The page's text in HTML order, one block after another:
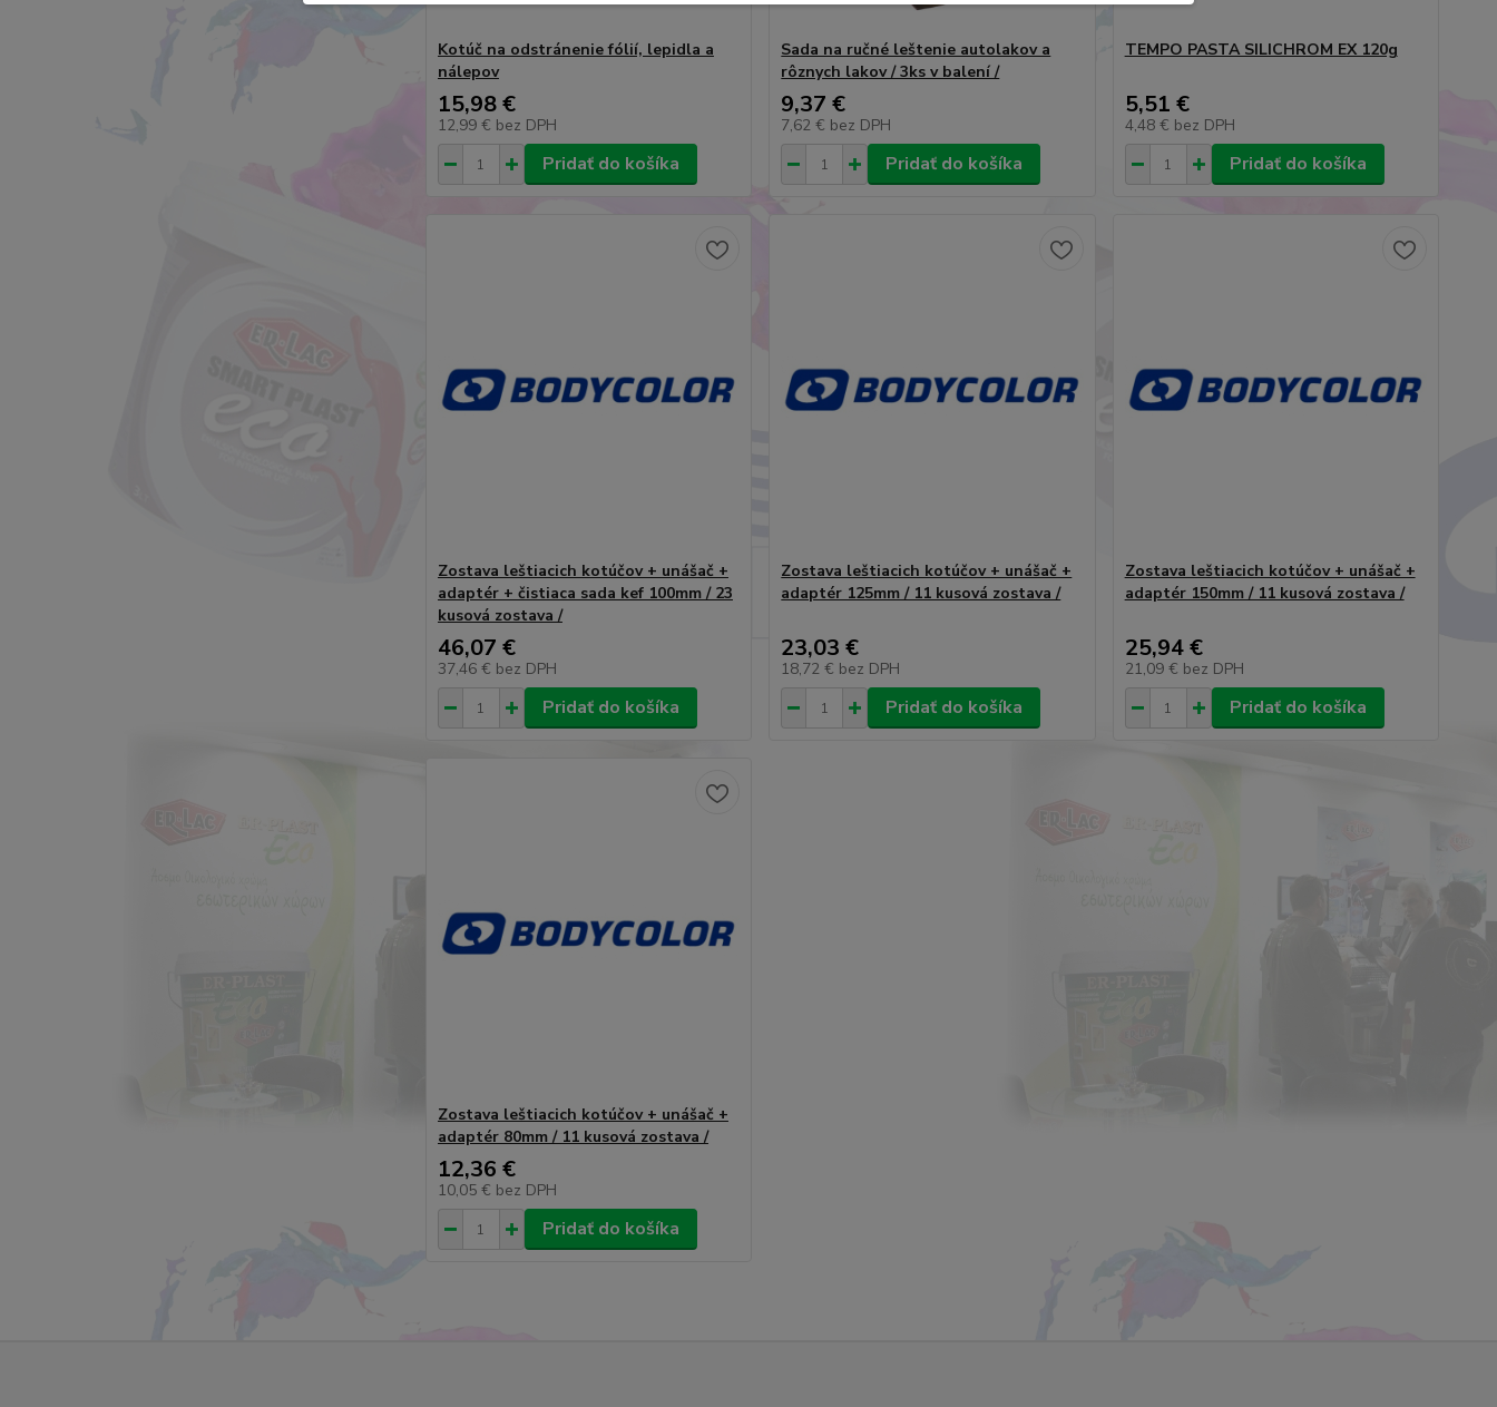
Kotúč na odstránenie fólií, lepidla a
nálepov
15,98 €
12,99 € bez DPH
Pridať do košíka
Sada na ručné leštenie autolakov a
rôznych lakov / 3ks v balení /
9,37 €
7,62 € bez DPH
Pridať do košíka
TEMPO PASTA SILICHROM EX 120g
5,51 €
4,48 € bez DPH
Pridať do košíka
Zostava leštiacich kotúčov + unášač +
adaptér + čistiaca sada kef 100mm / 23
kusová zostava /
46,07 €
37,46 € bez DPH
Pridať do košíka
Zostava leštiacich kotúčov + unášač +
adaptér 125mm / 11 kusová zostava /
23,03 €
18,72 € bez DPH
Pridať do košíka
Zostava leštiacich kotúčov + unášač +
adaptér 150mm / 11 kusová zostava /
25,94 €
21,09 € bez DPH
Pridať do košíka
Zostava leštiacich kotúčov + unášač +
adaptér 80mm / 11 kusová zostava /
12,36 €
10,05 € bez DPH
Pridať do košíka